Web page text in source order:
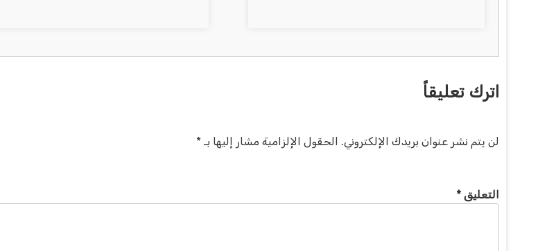
اترك تعليقاً
لن يتم نشر عنوان بريدك الإلكتروني. الحقول الإلزامية مشار إليها بـ *
التعليق *